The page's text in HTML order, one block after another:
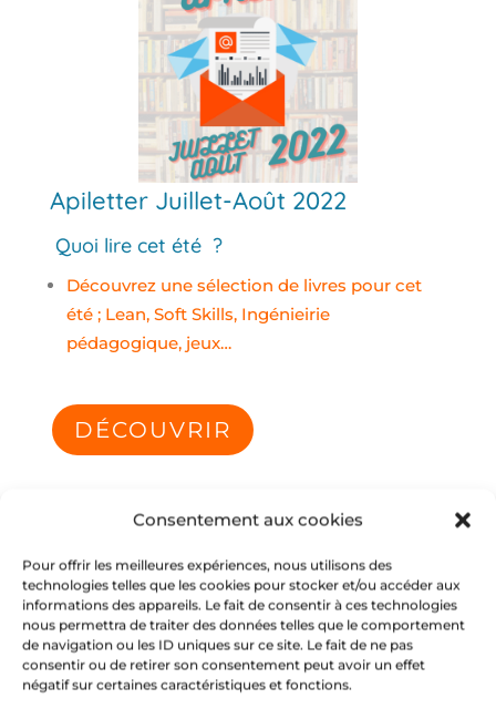
Consentement aux cookies
Pour offrir les meilleures expériences, nous utilisons des
technologies telles que les cookies pour stocker et/ou accéder aux
informations des appareils. Le fait de consentir à ces technologies
nous permettra de traiter des données telles que le comportement
de navigation ou les ID uniques sur ce site. Le fait de ne pas
consentir ou de retirer son consentement peut avoir un effet
négatif sur certaines caractéristiques et fonctions.
Apiletter Juillet-Août 2022
Quoi lire cet été ?
Découvrez une sélection de livres pour cet
été ; Lean, Soft Skills, Ingénieirie
pédagogique, jeux…
DÉCOUVRIR